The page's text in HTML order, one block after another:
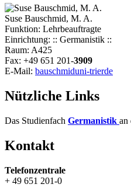
Suse Bauschmid, M. A.
Funktion: Lehrbeauftragte
Einrichtung: :: Germanistik ::
Raum: A425
Fax: +49 651 201-3909
E-Mail: bauschmiduni-trierde
Nützliche Links
Das Studienfach Germanistik an
Kontakt
Telefonzentrale
+ 49 651 201-0